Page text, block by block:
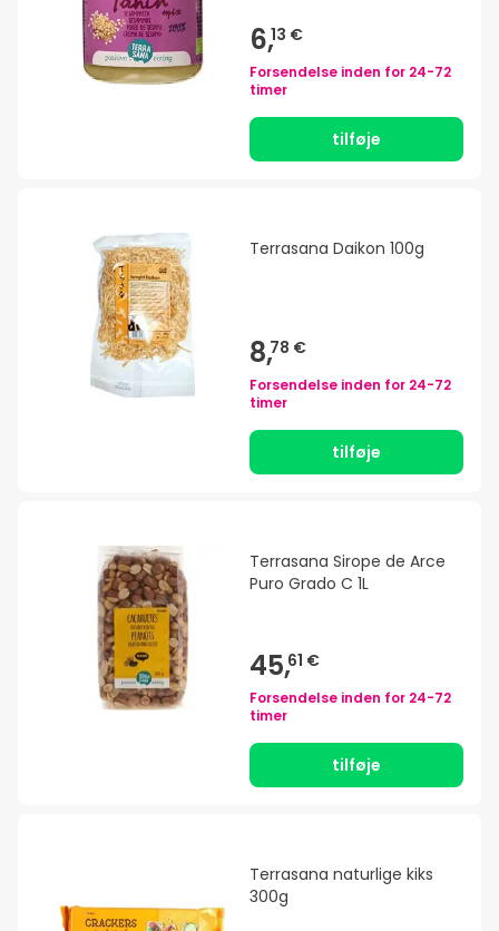
6,13 €
Forsendelse inden for 24-72
timer
tilføje
Terrasana Daikon 100g
8,78 €
Forsendelse inden for 24-72
timer
tilføje
Terrasana Sirope de Arce
Puro Grado C 1L
45,61 €
Forsendelse inden for 24-72
timer
tilføje
Terrasana naturlige kiks
300g